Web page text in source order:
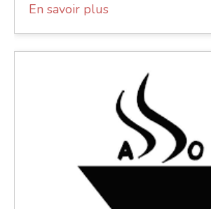
En savoir plus